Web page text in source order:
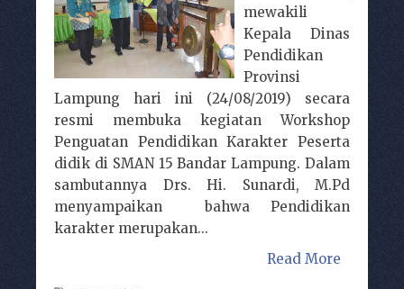
mewakili
Kepala Dinas
Pendidikan
Provinsi
Lampung hari ini (24/08/2019) secara
resmi membuka kegiatan Workshop
Penguatan Pendidikan Karakter Peserta
didik di SMAN 15 Bandar Lampung. Dalam
sambutannya Drs. Hi. Sunardi, M.Pd
menyampaikan bahwa Pendidikan
karakter merupakan...
Read More